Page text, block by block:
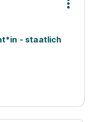
- staatlich